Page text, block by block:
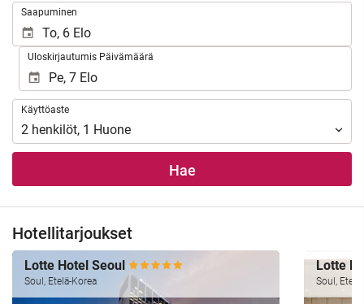
Saapuminen
Uloskirjautumis Päivämäärä
Käyttöaste
Käyttöaste
2 henkilöt, 1 Huone
Hae
Hotellitarjoukset
Lotte Hotel Seoul
Soul, Etelä-Korea
Lotte
Soul,